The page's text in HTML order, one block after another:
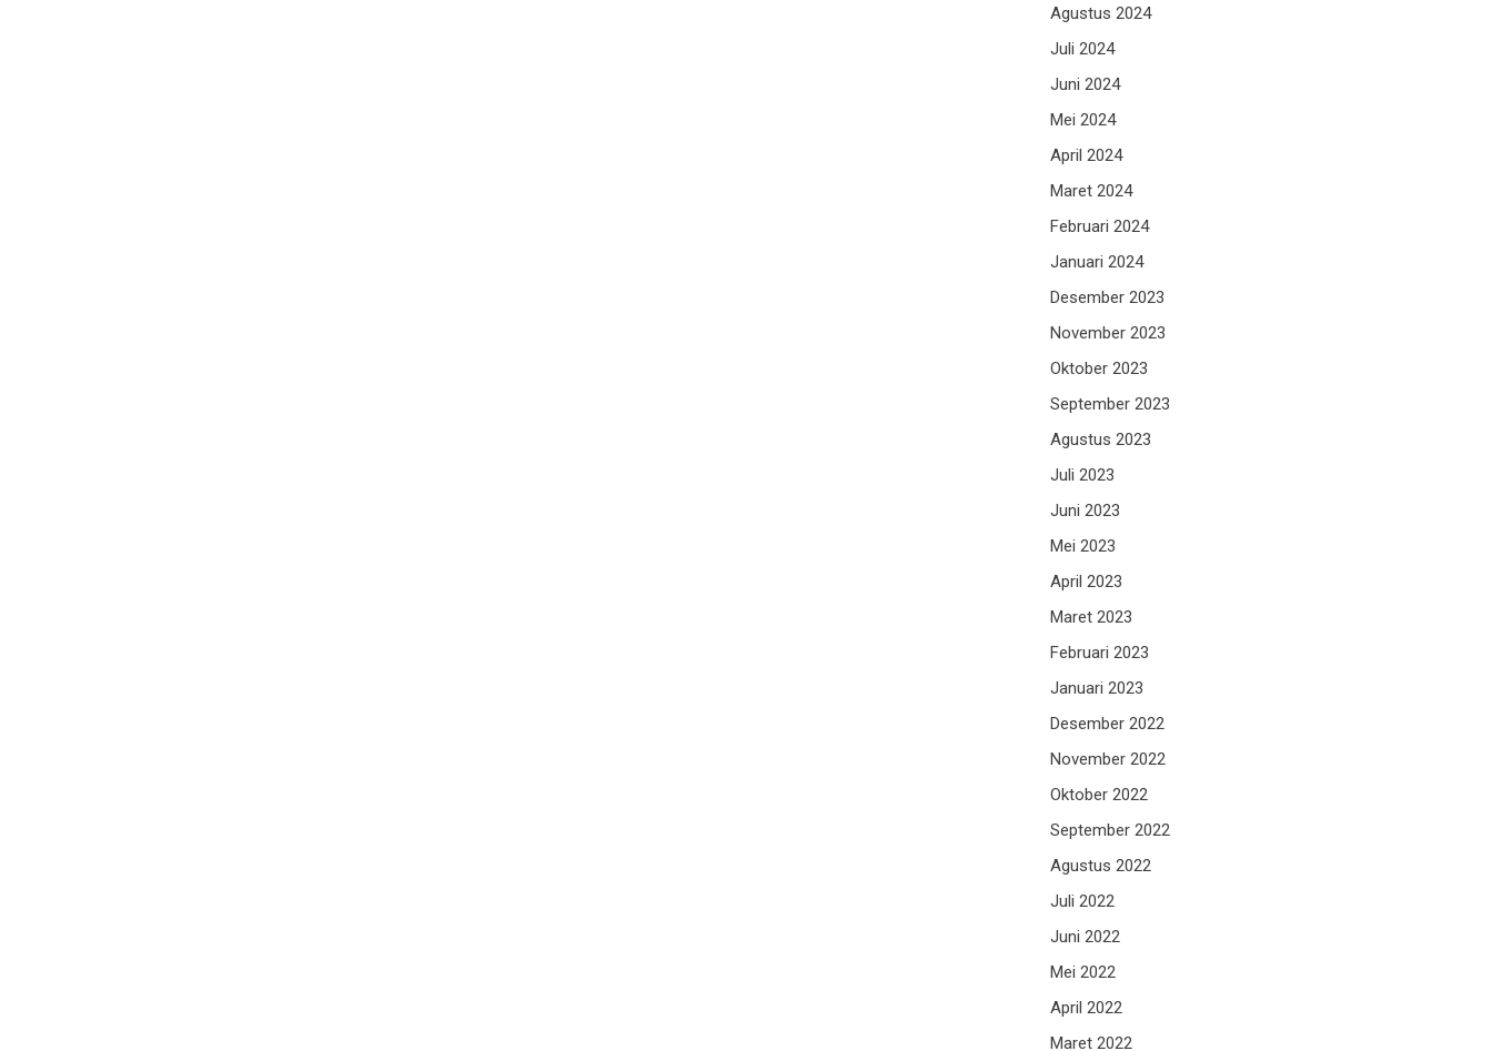
Agustus 2024
Juli 2024
Juni 2024
Mei 2024
April 2024
Maret 2024
Februari 2024
Januari 2024
Desember 2023
November 2023
Oktober 2023
September 2023
Agustus 2023
Juli 2023
Juni 2023
Mei 2023
April 2023
Maret 2023
Februari 2023
Januari 2023
Desember 2022
November 2022
Oktober 2022
September 2022
Agustus 2022
Juli 2022
Juni 2022
Mei 2022
April 2022
Maret 2022